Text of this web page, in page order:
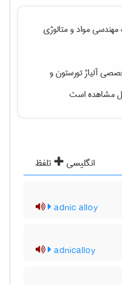
مهندسی مواد و متالوژی
آلیاژ تورستونو
مشاهده است
انگلیسی
تلفظ
adnic alloy
adnicalloy